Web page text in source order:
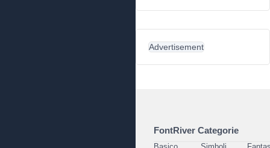
Advertisement
FontRiver Categorie